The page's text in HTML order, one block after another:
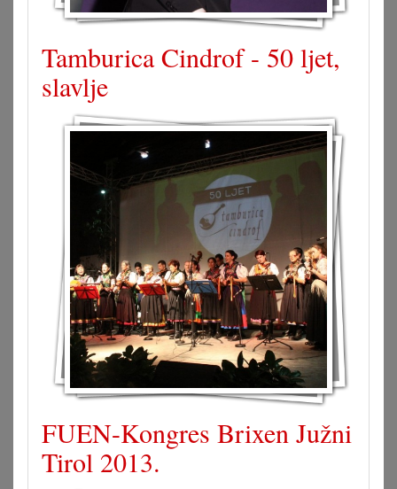
Tamburica Cindrof - 50 ljet,
slavlje
FUEN-Kongres Brixen Južni
Tirol 2013.